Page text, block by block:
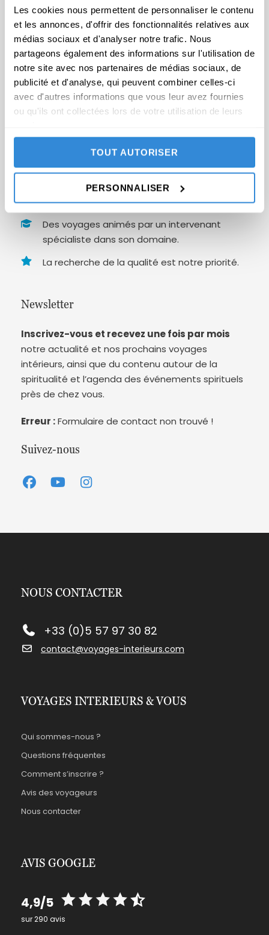
Les cookies nous permettent de personnaliser le contenu
et les annonces, d'offrir des fonctionnalités relatives aux
médias sociaux et d'analyser notre trafic. Nous
partageons également des informations sur l'utilisation de
notre site avec nos partenaires de médias sociaux, de
publicité et d'analyse, qui peuvent combiner celles-ci
avec d'autres informations que vous leur avez fournies
ou qu'ils ont collectées lors de votre utilisation de leurs
TOUT AUTORISER
PERSONNALISER
passionnés qui organise des voyages spirituels
avec des intervenants spécialistes dans leur
domaine : méditation, philosophie, yoga,
théologie, psychologie, histoire de l’art.
Depuis 30ans, nous organisons desvoyages de
grande qualitéautour de cesthématiques
passionnantesdans deshauts lieux porteurs
Notre équipe de spécialistes est à votre
disposition pour vous conseiller dans le
choix des programmes et répondre à
toutes vos questions.
Des voyages animés par un intervenant
spécialiste dans son domaine.
La recherche de la qualité est notre priorité.
Newsletter
Inscrivez-vous et recevez une fois par mois
notre actualité et nos prochains voyages
intérieurs, ainsi que du contenu autour de la
spiritualité et l’agenda des événements spirituels
près de chez vous.
Erreur :Formulaire de contact non trouvé !
Suivez-nous
NOUS CONTACTER
+33 (0)5 57 97 30 82
contact@voyages-interieurs.com
VOYAGES INTERIEURS & VOUS
Qui sommes-nous ?
Questions fréquentes
Comment s’inscrire ?
Avis des voyageurs
Nous contacter
AVIS GOOGLE
4,9/5
sur 290 avis